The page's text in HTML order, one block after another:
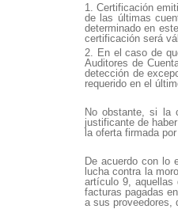
1. Certificación
de las últimas
determinado en
certificación será
2. En el caso de
Auditores de
detección de
requerido en el
No obstante, si la
justificante de
la oferta firmada
De acuerdo con lo
lucha contra la
artículo 9, aquellas
facturas pagadas
a sus proveedores,